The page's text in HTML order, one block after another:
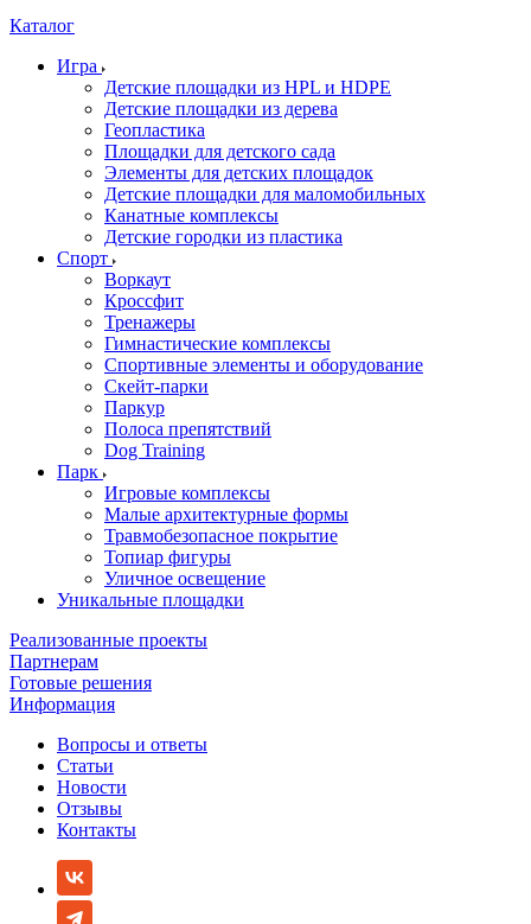
Каталог
Игра
Детские площадки из HPL и HDPE
Детские площадки из дерева
Геопластика
Площадки для детского сада
Элементы для детских площадок
Детские площадки для маломобильных
Канатные комплексы
Детские городки из пластика
Спорт
Воркаут
Кроссфит
Тренажеры
Гимнастические комплексы
Спортивные элементы и оборудование
Скейт-парки
Паркур
Полоса препятствий
Dog Training
Парк
Игровые комплексы
Малые архитектурные формы
Травмобезопасное покрытие
Топиар фигуры
Уличное освещение
Уникальные площадки
Реализованные проекты
Партнерам
Готовые решения
Информация
Вопросы и ответы
Статьи
Новости
Отзывы
Контакты